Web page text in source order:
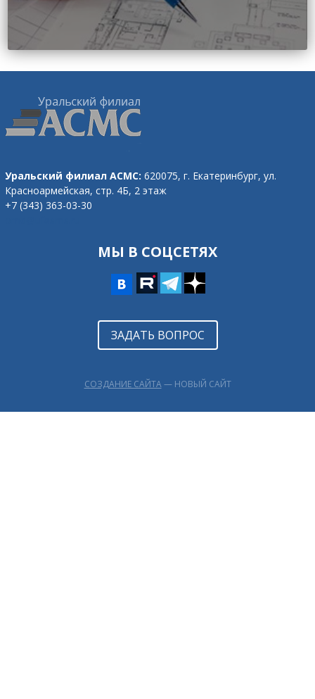
Уральский филиал АСМС: 620075, г. Екатеринбург, ул.
Красноармейская, стр. 4Б, 2 этаж
+7 (343) 363-03-30
МЫ В СОЦСЕТЯХ
ЗАДАТЬ ВОПРОС
СОЗДАНИЕ САЙТА— НОВЫЙ САЙТ